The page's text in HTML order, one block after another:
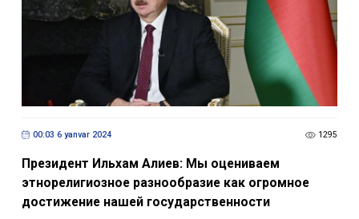
00:03 6 yanvar 2024 1295
Президент Ильхам Алиев: Мы оцениваем
этнорелигиозное разнообразие как огромное
достижение нашей государственности